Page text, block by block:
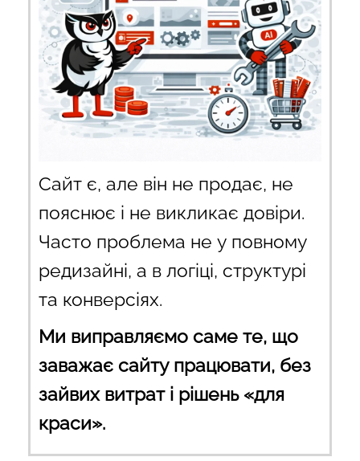
Сайт є, але він не продає, не
пояснює і не викликає довіри.
Часто проблема не у повному
редизайні, а в логіці, структурі
та конверсіях.
Ми виправляємо саме те, що
заважає сайту працювати, без
зайвих витрат і рішень «для
краси».